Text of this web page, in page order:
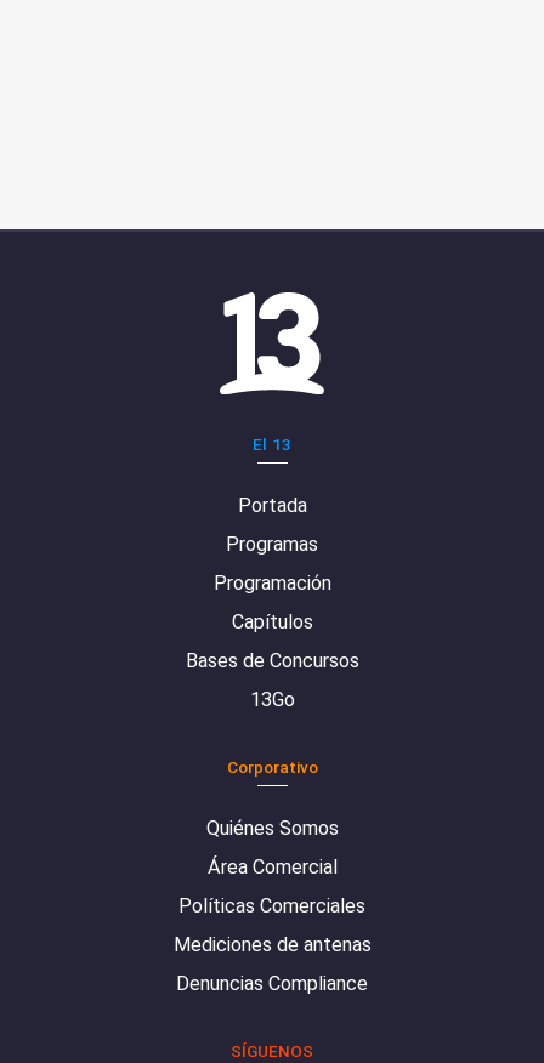
El 13
Portada
Programas
Programación
Capítulos
Bases de Concursos
13Go
Corporativo
Quiénes Somos
Área Comercial
Políticas Comerciales
Mediciones de antenas
Denuncias Compliance
SÍGUENOS